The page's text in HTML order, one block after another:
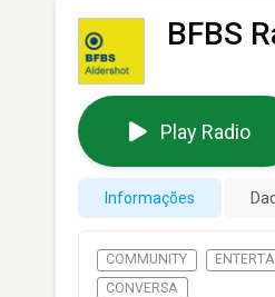
BFBS
Play Radio
Informações
COMMUNITY
CONVERSA